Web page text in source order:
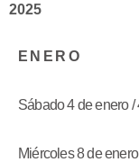
2025
E N E R O
Sábado 4 de enero /
Miércoles 8 de